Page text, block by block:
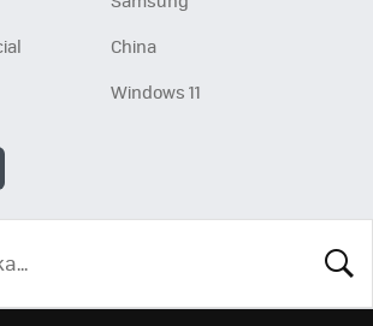
China
Windows 11